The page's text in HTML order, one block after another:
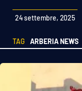
Podcast
24 settembre, 2025
TAG ARBERIA NEWS